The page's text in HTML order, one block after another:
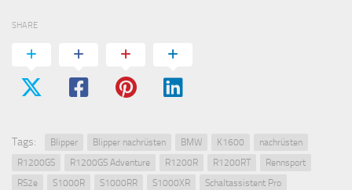
SHARE
Tags: Blipper Blipper nachrüsten BMW K1600
nachrüsten
R1200GS
R1200GS Adventure R1200R R1200RT
Rennsport
RS2e
S1000R S1000RR S1000XR
Schaltassistent Pro